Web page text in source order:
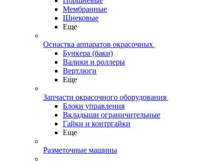
Мембранные
Шнековые
Еще
Оснастка аппаратов окрасочных
Бункера (баки)
Валики и роллеры
Вертлюги
Еще
Запчасти окрасочного оборудования
Блоки управления
Вкладыши ограничительные
Гайки и контргайки
Еще
Разметочные машины